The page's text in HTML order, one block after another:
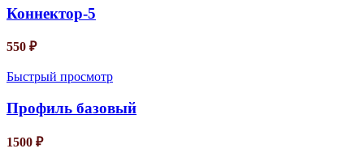
Коннектор-5
550 ₽
Быстрый просмотр
Профиль базовый
1500 ₽